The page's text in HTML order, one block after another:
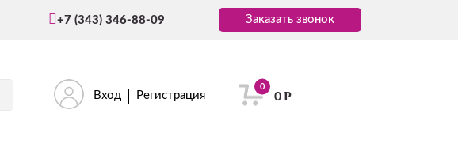
+7 (343) 346-88-09 Заказать звонок
Вход Регистрация
0
0Р